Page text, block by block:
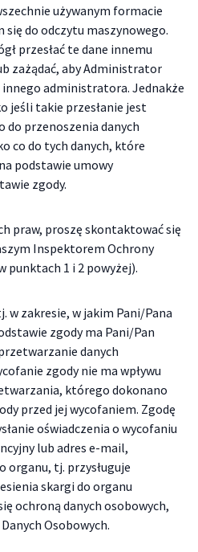
używanym formacie
do odczytu maszynowego.
przesłać te dane innemu
zażądać, aby Administrator
innego administratora. Jednakże
takie przesłanie jest
do przenoszenia danych
co do tych danych, które
podstawie umowy
zgody.
praw, proszę skontaktować się
Inspektorem Ochrony
punktach 1 i 2 powyżej).
w zakresie, w jakim Pani/Pana
zgody ma Pani/Pan
danych
zgody nie ma wpływu
którego dokonano
przed jej wycofaniem. Zgodę
oświadczenia o wycofaniu
lub adres e-mail,
organu, tj. przysługuje
skargi do organu
ochroną danych osobowych,
Osobowych.